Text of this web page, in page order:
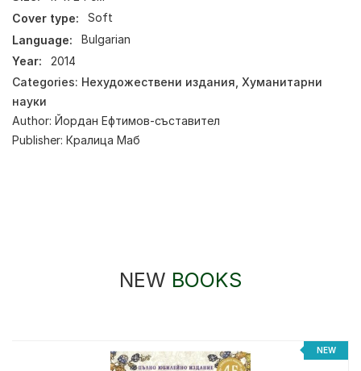
Cover type:
Soft
Language:
Bulgarian
Year:
2014
Categories: Нехудожествени издания Хуманитарни
науки
Author: Йордан Ефтимов-съставител
Publisher: Кралица Маб
NEW BOOKS
NEW